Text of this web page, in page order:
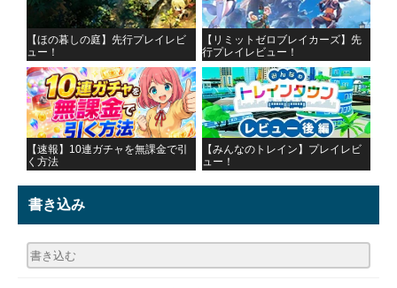
【ほの暮しの庭】先行プレイレビ
ュー！
【リミットゼロブレイカーズ】先
行プレイレビュー！
【速報】10連ガチャを無課金で引
く方法
【みんなのトレイン】プレイレビ
ュー！
書き込み